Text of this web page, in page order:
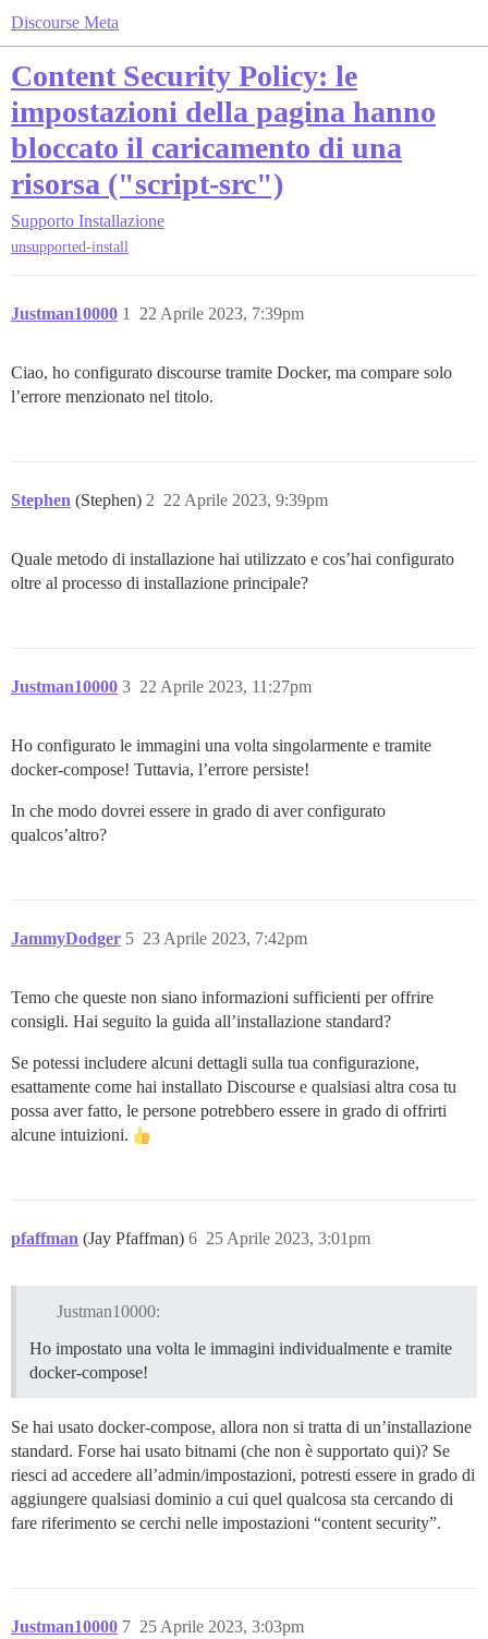
Discourse Meta
Content Security Policy: le
impostazioni della pagina hanno
bloccato il caricamento di una
risorsa ("script-src")
Supporto Installazione
unsupported-install
Justman10000 22 Aprile 2023, 7:39pm
1
Ciao, ho configurato discourse tramite Docker, ma compare solo
l’errore menzionato nel titolo.
Stephen (Stephen) 22 Aprile 2023, 9:39pm
2
Quale metodo di installazione hai utilizzato e cos’hai configurato
oltre al processo di installazione principale?
Justman10000 22 Aprile 2023, 11:27pm
3
Ho configurato le immagini una volta singolarmente e tramite
docker-compose! Tuttavia, l’errore persiste!
In che modo dovrei essere in grado di aver configurato
qualcos’altro?
JammyDodger 23 Aprile 2023, 7:42pm
5
Temo che queste non siano informazioni sufficienti per offrire
consigli. Hai seguito la guida all’installazione standard?
Se potessi includere alcuni dettagli sulla tua configurazione,
esattamente come hai installato Discourse e qualsiasi altra cosa tu
possa aver fatto, le persone potrebbero essere in grado di offrirti
alcune intuizioni.
pfaffman (Jay Pfaffman) 25 Aprile 2023, 3:01pm
6
Justman10000:
Ho impostato una volta le immagini individualmente e tramite
docker-compose!
Se hai usato docker-compose, allora non si tratta di un’installazione
standard. Forse hai usato bitnami (che non è supportato qui)? Se
riesci ad accedere all’admin/impostazioni, potresti essere in grado di
aggiungere qualsiasi dominio a cui quel qualcosa sta cercando di
fare riferimento se cerchi nelle impostazioni “content security”.
Justman10000 25 Aprile 2023, 3:03pm
7